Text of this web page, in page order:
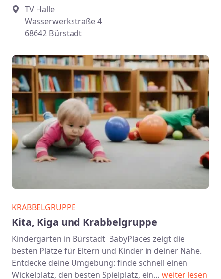
TV Halle
Wasserwerkstraße 4
68642 Bürstadt
KRABBELGRUPPE
Kita, Kiga und Krabbelgruppe
Kindergarten in Bürstadt BabyPlaces zeigt die
besten Plätze für Eltern und Kinder in deiner Nähe.
Entdecke deine Umgebung: finde schnell einen
Wickelplatz, den besten Spielplatz, ein… weiter lesen